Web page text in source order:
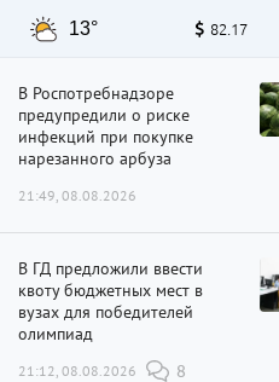
13° 82.17
В Роспотребнадзоре
предупредили о риске
инфекций при покупке
нарезанного арбуза
21:49, 08.08.2026
В ГД предложили ввести
квоту бюджетных мест в
вузах для победителей
олимпиад
21:12, 08.08.2026 8